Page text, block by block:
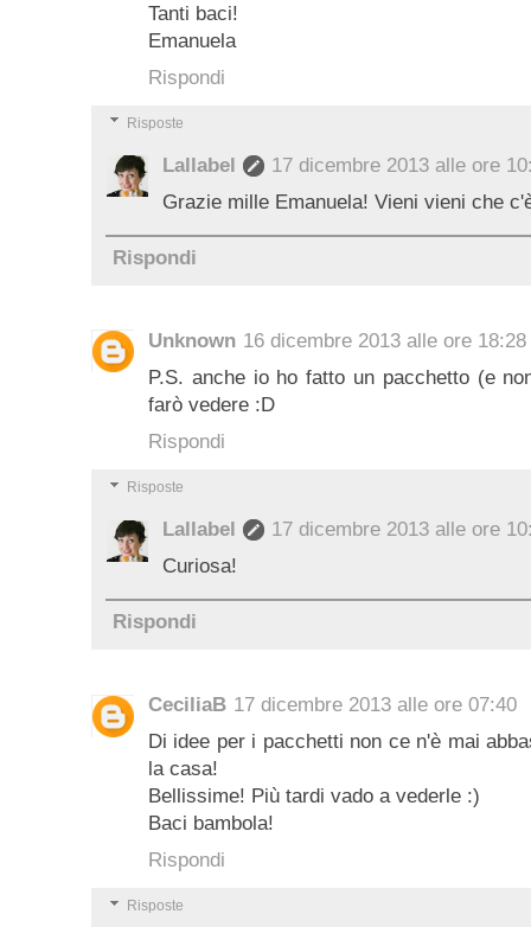
Tanti baci!
Emanuela
Rispondi
Risposte
Lallabel
17 dicembre 2013 alle ore
Grazie mille Emanuela! Vieni vieni che
Rispondi
Unknown 16 dicembre 2013 alle ore 18:28
P.S. anche io ho fatto un pacchetto (e
farò vedere :D
Rispondi
Risposte
Lallabel
17 dicembre 2013 alle ore
Curiosa!
Rispondi
CeciliaB 17 dicembre 2013 alle ore 07:40
Di idee per i pacchetti non ce n'è mai
la casa!
Bellissime! Più tardi vado a vederle :)
Baci bambola!
Rispondi
Risposte